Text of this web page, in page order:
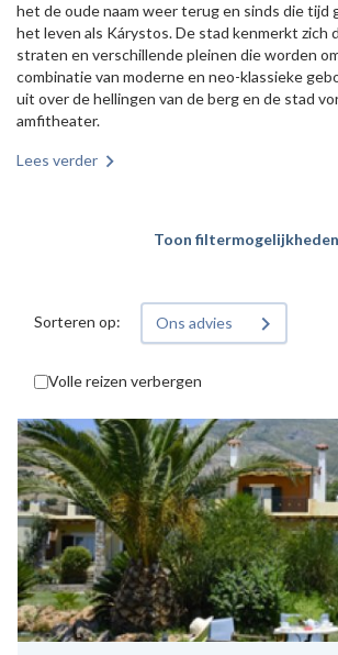
het de oude naam weer terug en sinds die tijd
het leven als Kárystos. De stad kenmerkt zich
straten en verschillende pleinen die worden
combinatie van moderne en neo-klassieke
uit over de hellingen van de berg en de stad
amfitheater.
Lees verder
Toon filtermogelijkheden
Sorteren op: Ons advies
Volle reizen verbergen